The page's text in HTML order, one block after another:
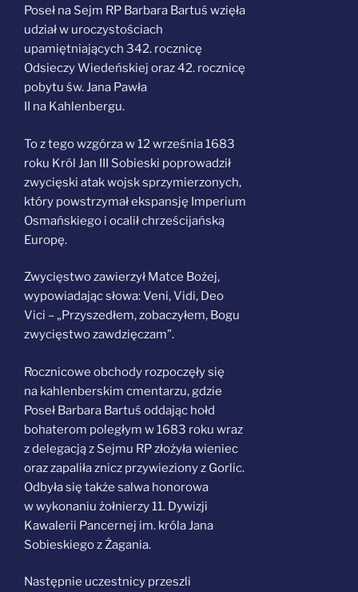
Poseł na Sejm RP Barbara Bartuś wzięła
udział w uroczystościach
upamiętniających 342. rocznicę
Odsieczy Wiedeńskiej oraz 42. rocznicę
pobytu św. Jana Pawła
II na Kahlenbergu.
To z tego wzgórza w12 września1683
roku Król Jan III Sobieski poprowadził
zwycięski atakwojsk sprzymierzonych,
który powstrzymał ekspansję Imperium
Osmańskiego i ocalił chrześcijańską
Europę.
Zwycięstwo zawierzył Matce Bożej,
wypowiadając słowa: Veni, Vidi, Deo
Vici – „Przyszedłem, zobaczyłem, Bogu
zwycięstwo zawdzięczam”.
Rocznicowe obchody rozpoczęły się
na kahlenberskim cmentarzu, gdzie
Poseł Barbara Bartuś oddając hołd
bohaterom poległym w 1683 roku wraz
z delegacją z Sejmu RP złożyła wieniec
oraz zapaliła znicz przywieziony z Gorlic.
Odbyła się także salwa honorowa
w wykonaniu żołnierzy 11. Dywizji
Kawalerii Pancernej im. króla Jana
Sobieskiego z Żagania.
Następnie uczestnicy przeszli